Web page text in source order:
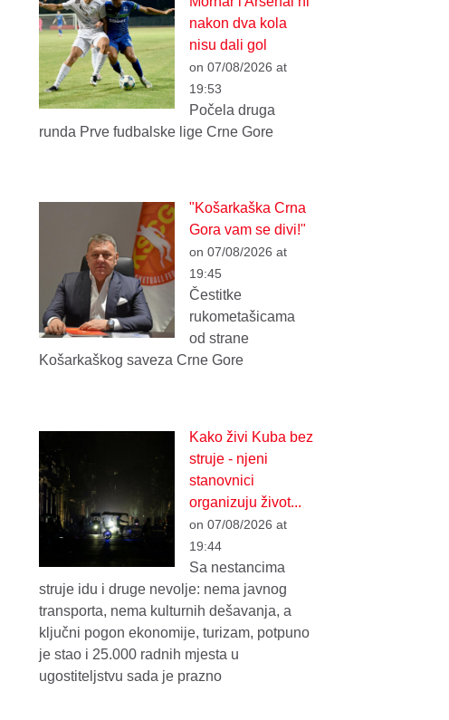
nakon dva kola
nisu dali gol
on 07/08/2026 at
19:53
Počela druga
runda Prve fudbalske lige Crne Gore
"Košarkaška Crna
Gora vam se divi!"
on 07/08/2026 at
19:45
Čestitke
rukometašicama
od strane
Košarkaškog saveza Crne Gore
Kako živi Kuba bez
struje - njeni
stanovnici
organizuju život...
on 07/08/2026 at
19:44
Sa nestancima
struje idu i druge nevolje: nema javnog
transporta, nema kulturnih dešavanja, a
ključni pogon ekonomije, turizam, potpuno
je stao i 25.000 radnih mjesta u
ugostiteljstvu sada je prazno